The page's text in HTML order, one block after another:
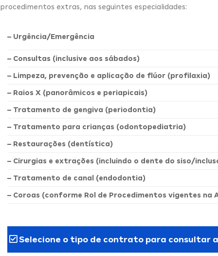
procedimentos extras, nas seguintes especialidades:
– Urgência/Emergência
– Consultas (inclusive aos sábados)
– Limpeza, prevenção e aplicação de flúor (profilaxia)
– Raios X (panorâmicos e periapicais)
– Tratamento de gengiva (periodontia)
– Tratamento para crianças (odontopediatria)
– Restaurações (dentística)
– Cirurgias e extrações (incluindo o dente do siso/
– Tratamento de canal (endodontia)
– Coroas (conforme Rol de Procedimentos vigentes na
Selecione o tipo de contrato para consultar